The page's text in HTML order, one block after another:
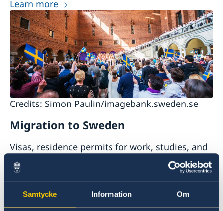
Samtycke Information Om
Learn more
Credits: Simon Paulin/imagebank.sweden.se
Migration to Sweden
Visas, residence permits for work, studies, and
tourism.
Learn more
¿QUIERES SABER MÁS SOBRE